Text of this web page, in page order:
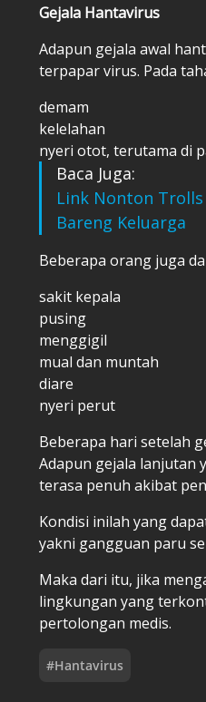
Gejala Hantavirus
Adapun gejala awal
terpapar virus. Pada
demam
kelelahan
nyeri otot, terutama di
Baca Juga:
Link Nonton
Bareng Keluarga
Beberapa orang juga
sakit kepala
pusing
menggigil
mual dan muntah
diare
nyeri perut
Beberapa hari setelah
Adapun gejala lanjutan
terasa penuh akibat
Kondisi inilah yang
yakni gangguan paru
Maka dari itu, jika
lingkungan yang
pertolongan medis.
#Hantavirus